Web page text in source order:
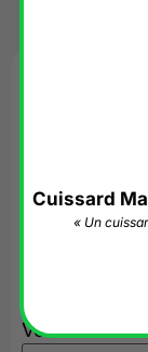
Soyez le
“Cuissard
champs
Votre avis*
Cuissard
« Un